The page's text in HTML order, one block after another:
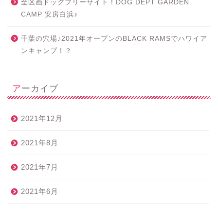
全区画ドッグフリーサイト！DOG DEPT GARDEN
CAMP 安房白浜♪
千葉の穴場♪2021年オープンのBLACK RAMSでハワイア
ンキャンプ！？
アーカイブ
2021年12月
2021年8月
2021年7月
2021年6月